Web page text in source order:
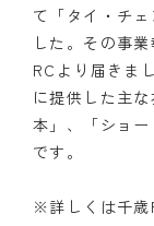
て「タイ・チ
した。その事
RCより届きま
に提供した主
本」、「ショ
です。
※詳しくは千歳